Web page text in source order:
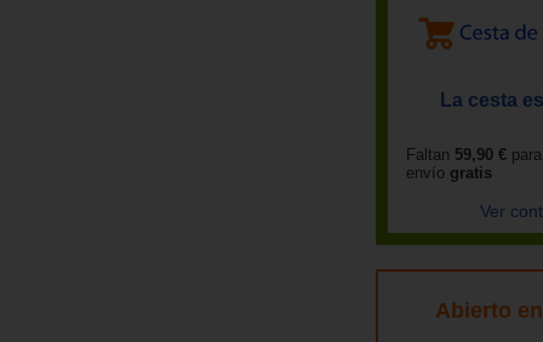
La cesta
Faltan 59,90 €
envío gratis
Ver
Abierto